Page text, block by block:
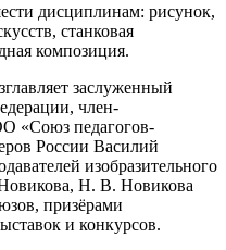
дисциплинам: рисунок,
станковая
композиция.
заслуженный
член-
«Союз педагогов-
России Василий
изобразительного
Н. В. Новикова
призёрами
и конкурсов.